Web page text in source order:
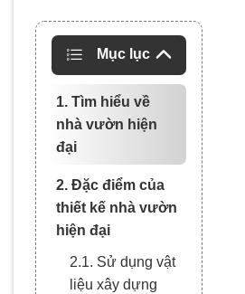
Mục lục
1. Tìm hiểu về
nhà vườn hiện
đại
2. Đặc điểm của
thiết kế nhà vườn
hiện đại
2.1. Sử dụng vật
liệu xây dựng